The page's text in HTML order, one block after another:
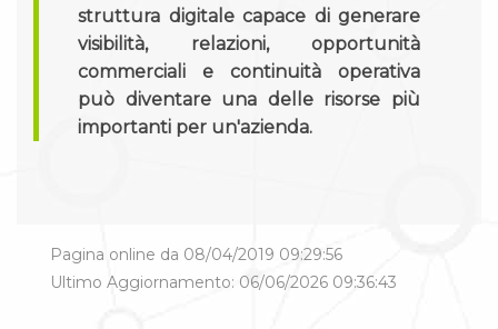
struttura digitale capace di generare
visibilità, relazioni, opportunità
commerciali e continuità operativa
può diventare una delle risorse più
importanti per un'azienda.
Pagina online da 08/04/2019 09:29:56
Ultimo Aggiornamento: 06/06/2026 09:36:43